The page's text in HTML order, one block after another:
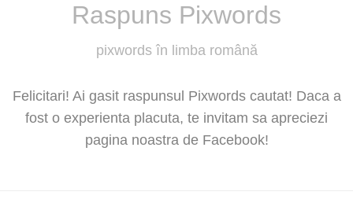
Raspuns Pixwords
pixwords în limba română
Felicitari! Ai gasit raspunsul Pixwords cautat! Daca a
fost o experienta placuta, te invitam sa apreciezi
pagina noastra de Facebook!